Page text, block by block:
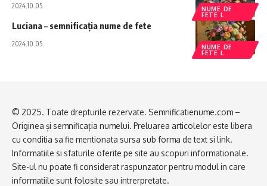
NUME DE
FETE L
2024.10.05.
NUME DE
FETE L
Luciana – semnificația nume de fete
2024.10.05.
© 2025. Toate drepturile rezervate. Semnificatienume.com –
Originea și semnificația numelui. Preluarea articolelor este libera
cu conditia sa fie mentionata sursa sub forma de text si link.
Informatiile si sfaturile oferite pe site au scopuri informationale.
Site-ul nu poate fi considerat raspunzator pentru modul in care
informatiile sunt folosite sau intrerpretate.